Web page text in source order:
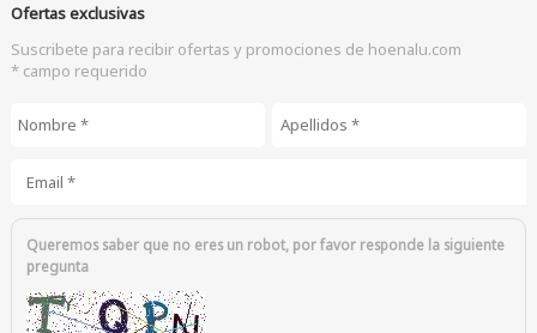
Ofertas exclusivas
Suscribete para recibir ofertas y promociones de hoenalu.com
* campo requerido
Nombre
Apellidos
Queremos saber que no eres un robot, por favor responde la siguiente
pregunta